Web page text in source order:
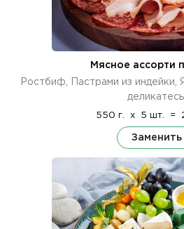
Мясное ассорти
Ростбиф, Пастрами из индейки,
550 г. x 5 шт. =
Заменить